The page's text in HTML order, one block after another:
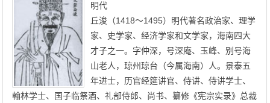
明代
丘浚（1418～1495）明代著名政治家、理学
家、史学家、经济学家和文学家，海南四大
才子之一。字仲深，号深庵、玉峰、别号海
山老人，琼州琼台（今属海南）人。景泰五
年进士，历官经筵讲官、侍讲、侍讲学士、
翰林学士、国子临祭酒、礼部侍郎、尚书、纂修《宪宗实录》总裁